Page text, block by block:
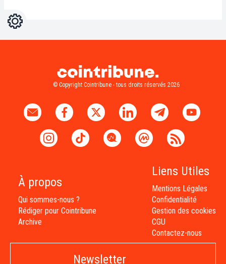
Réglages
© Copyright Cointribune - tous droits réservés 2026
À propos
Qui sommes-nous ?
Rédiger pour Cointribune
Archive
Liens Utiles
Mentions Légales
Confidentialité
Gestion des cookies
CGU
Contactez-nous
Newsletter